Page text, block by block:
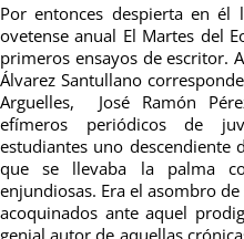
Por entonces despierta en
ovetense anual El Martes del
primeros ensayos de escritor.
Álvarez Santullano
Arguelles, José Ramón
efímeros periódicos de
estudiantes uno descendiente
que se llevaba la palma
enjundiosas. Era el asombro
acoquinados ante aquel
genial autor de aquellas